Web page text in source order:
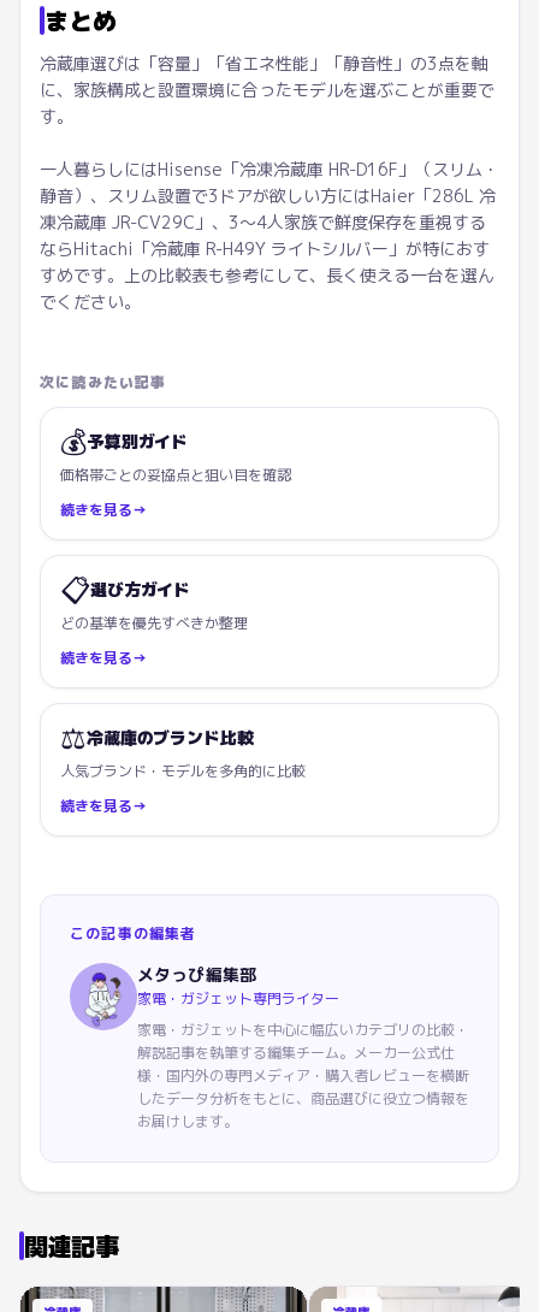
まとめ
冷蔵庫選びは「容量」「省エネ性能」「静音性」の3点を軸
に、家族構成と設置環境に合ったモデルを選ぶことが重要で
す。
一人暮らしにはHisense「冷凍冷蔵庫 HR-D16F」（スリム・
静音）、スリム設置で3ドアが欲しい方にはHaier「286L 冷
凍冷蔵庫 JR-CV29C」、3〜4人家族で鮮度保存を重視する
ならHitachi「冷蔵庫 R-H49Y ライトシルバー」が特におす
すめです。上の比較表も参考にして、長く使える一台を選ん
でください。
次に読みたい記事
💰予算別ガイド
価格帯ごとの妥協点と狙い目を確認
続きを見る→
📋選び方ガイド
どの基準を優先すべきか整理
続きを見る→
⚖️冷蔵庫のブランド比較
人気ブランド・モデルを多角的に比較
続きを見る→
この記事の編集者
メタっぴ編集部
家電・ガジェット専門ライター
家電・ガジェットを中心に幅広いカテゴリの比較・
解説記事を執筆する編集チーム。メーカー公式仕
様・国内外の専門メディア・購入者レビューを横断
したデータ分析をもとに、商品選びに役立つ情報を
お届けします。
関連記事